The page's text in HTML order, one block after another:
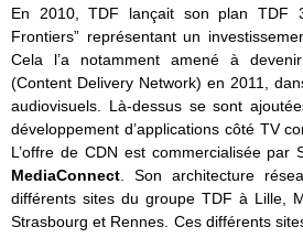
En 2010, TDF lançait son plan TDF
Frontiers” représentant un
Cela l’a notamment amené à
(Content Delivery Network) en 2011,
audiovisuels. Là-dessus se sont
développement d’applications côté TV
L’offre de CDN est commercialisée par
MediaConnect. Son architecture
différents sites du groupe TDF à Lille,
Strasbourg et Rennes. Ces différents